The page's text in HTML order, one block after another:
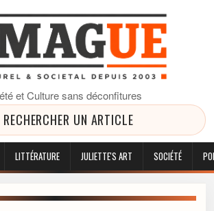
et Culture sans déconfitures
UN ARTICLE
LITTÉRATURE JULIETTE'S ART SOCIÉTÉ